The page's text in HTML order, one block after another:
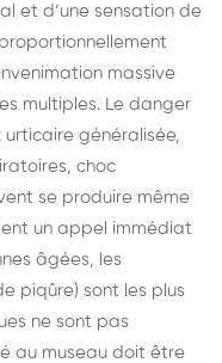
et d’une sensation de
massive
multiples. Le danger
: urticaire généralisée,
choc
se produire même
un appel immédiat
âgées, les
piqûre) sont les plus
ne sont pas
au museau doit être